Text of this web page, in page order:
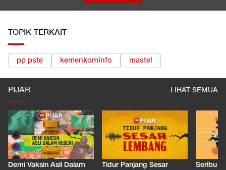
TOPIK TERKAIT
pp pste kemenkominfo mastel
PIJAR LIHAT SEMUA
Demi Vaksin Asli Dalam
Tidur Panjang Sesar
Seribu